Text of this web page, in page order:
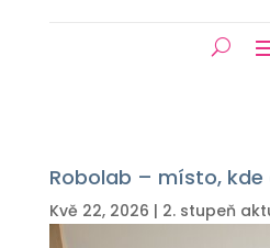
Robolab – místo,
Kvě 22, 2026 | 2. stupeň